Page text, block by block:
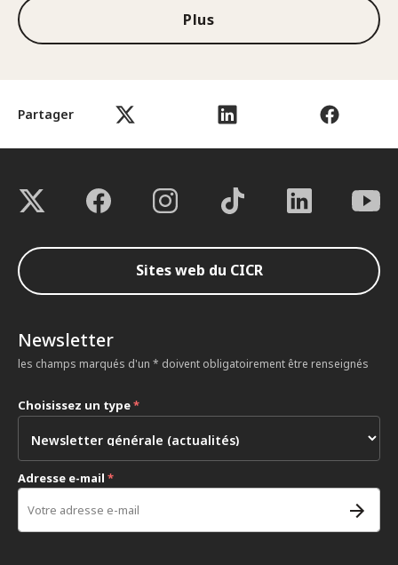
Partager
Plus
Sites web du CICR
Newsletter
les champs marqués d'un * doivent obligatoirement être renseignés
Choisissez un type*
Adresse e-mail *